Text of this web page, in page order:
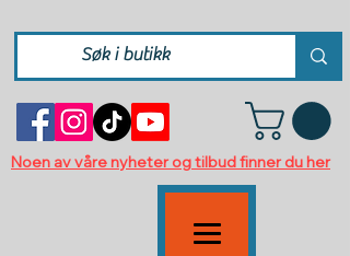
Noen av våre nyheter og tilbud finner du her